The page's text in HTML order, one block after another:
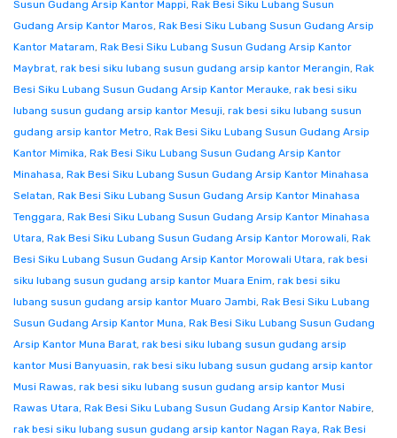
Susun Gudang Arsip Kantor Mappi, Rak Besi Siku Lubang Susun
Gudang Arsip Kantor Maros, Rak Besi Siku Lubang Susun Gudang Arsip
Kantor Mataram, Rak Besi Siku Lubang Susun Gudang Arsip Kantor
Maybrat, rak besi siku lubang susun gudang arsip kantor Merangin, Rak
Besi Siku Lubang Susun Gudang Arsip Kantor Merauke, rak besi siku
lubang susun gudang arsip kantor Mesuji, rak besi siku lubang susun
gudang arsip kantor Metro, Rak Besi Siku Lubang Susun Gudang Arsip
Kantor Mimika, Rak Besi Siku Lubang Susun Gudang Arsip Kantor
Minahasa, Rak Besi Siku Lubang Susun Gudang Arsip Kantor Minahasa
Selatan, Rak Besi Siku Lubang Susun Gudang Arsip Kantor Minahasa
Tenggara, Rak Besi Siku Lubang Susun Gudang Arsip Kantor Minahasa
Utara, Rak Besi Siku Lubang Susun Gudang Arsip Kantor Morowali, Rak
Besi Siku Lubang Susun Gudang Arsip Kantor Morowali Utara, rak besi
siku lubang susun gudang arsip kantor Muara Enim, rak besi siku
lubang susun gudang arsip kantor Muaro Jambi, Rak Besi Siku Lubang
Susun Gudang Arsip Kantor Muna, Rak Besi Siku Lubang Susun Gudang
Arsip Kantor Muna Barat, rak besi siku lubang susun gudang arsip
kantor Musi Banyuasin, rak besi siku lubang susun gudang arsip kantor
Musi Rawas, rak besi siku lubang susun gudang arsip kantor Musi
Rawas Utara, Rak Besi Siku Lubang Susun Gudang Arsip Kantor Nabire,
rak besi siku lubang susun gudang arsip kantor Nagan Raya, Rak Besi